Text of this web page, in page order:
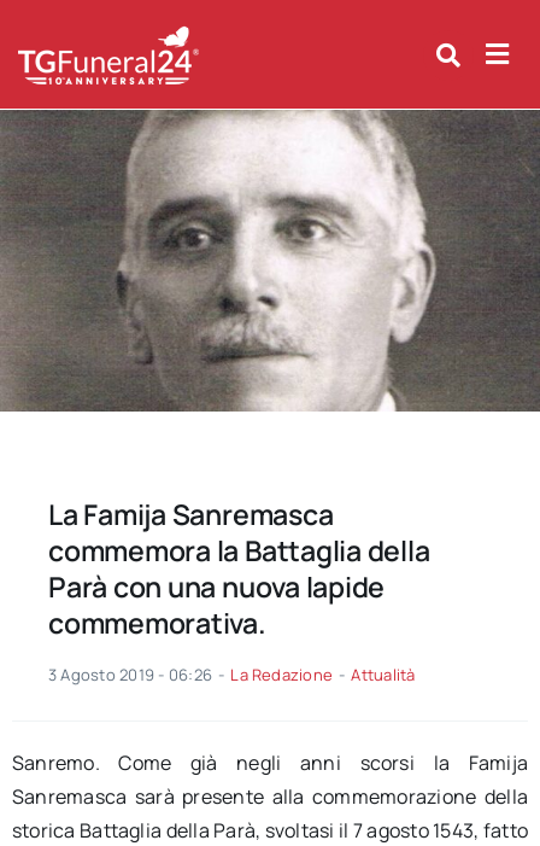
content
La Famija Sanremasca
commemora la Battaglia della
Parà con una nuova lapide
commemorativa.
3 Agosto 2019 - 06:26 - La Redazione - Attualità
Sanremo. Come già negli anni scorsi la Famija
Sanremasca sarà presente alla commemorazione della
storica Battaglia della Parà, svoltasi il 7 agosto 1543, fatto